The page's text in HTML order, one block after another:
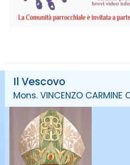
Il Vescovo
Mons. VINCENZO CARMINE